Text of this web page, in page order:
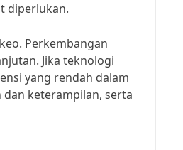
diperlukan.
Perkembangan
Jika teknologi
yang rendah dalam
keterampilan, serta